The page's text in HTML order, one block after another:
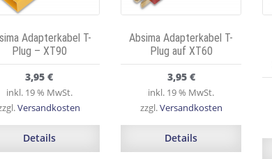
Adapterkabel T-
Plug – XT90
3,95€
inkl. 19 % MwSt.
Versandkosten
Details
Absima Adapterkabel T-
Plug auf XT60
3,95 €
inkl. 19 % MwSt.
zzgl.Versandkosten
Details